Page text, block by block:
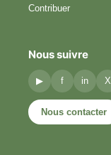
Contribuer
Nous suivre
▶ f in X
Nous contacter